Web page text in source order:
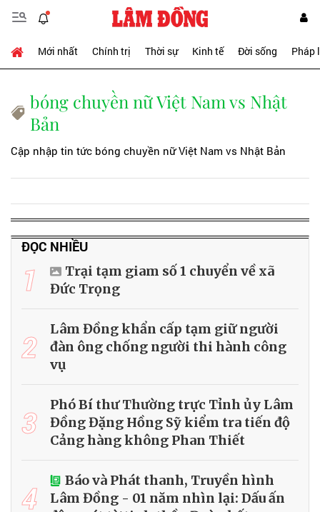
Mới nhất Chính trị Thời sự Kinh tế Đời sống Pháp
bóng chuyền nữ Việt Nam vs Nhật
Bản
Cập nhập tin tức bóng chuyền nữ Việt Nam vs Nhật Bản
ĐỌC NHIỀU
1
Trại tạm giam số 1 chuyển về xã
Đức Trọng
2
Lâm Đồng khẩn cấp tạm giữ người
đàn ông chống người thi hành công
vụ
3
Phó Bí thư Thường trực Tỉnh ủy Lâm
Đồng Đặng Hồng Sỹ kiểm tra tiến độ
Cảng hàng không Phan Thiết
4
Báo và Phát thanh, Truyền hình
Lâm Đồng - 01 năm nhìn lại: Dấu ấn